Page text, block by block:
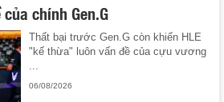
chính Gen.G
Thất bại trước Gen.G còn khiến HLE
"kế thừa" luôn vấn đề của cựu vương
...
06/08/2026